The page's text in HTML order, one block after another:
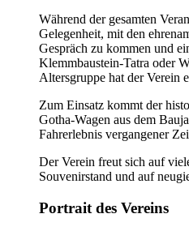
Während der gesamten
Gelegenheit, mit den
Gespräch zu kommen und
Klemmbaustein-Tatra oder
Altersgruppe hat der Verein
Zum Einsatz kommt der
Gotha-Wagen aus dem
Fahrerlebnis vergangener
Der Verein freut sich auf
Souvenirstand und auf
Portrait des Vereins